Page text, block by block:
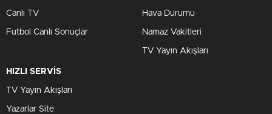
Canlı TV
Futbol Canlı Sonuçlar
Hava Durumu
Namaz Vakitleri
TV Yayın Akışları
HIZLI SERVİS
TV Yayın Akışları
Yazarlar Site